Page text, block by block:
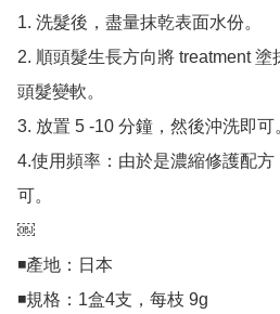
1. 洗髮後，盡量抹乾表面水份。
2. 順頭髮生長方向將 treatment
頭髮變軟。
3. 放置 5 -10 分鐘，然後沖洗即可
4.使用頻率：由於是濃縮修護配
可。
￼
◾產地：日本
◾規格：1盒4支，每枝 9g